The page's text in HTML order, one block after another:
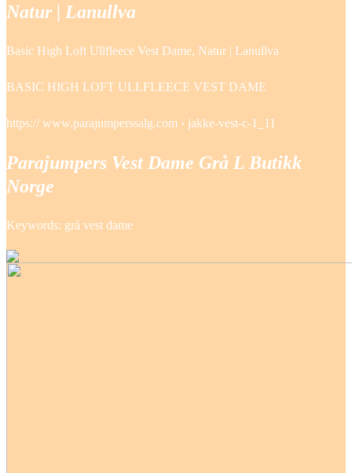
Natur | Lanullva
Basic High Loft Ullfleece Vest Dame, Natur | Lanullva
BASIC HIGH LOFT ULLFLEECE VEST DAME
https:// www.parajumperssalg.com › jakke-vest-c-1_11
Parajumpers Vest Dame Grå L Butikk
Norge
Keywords: grå vest dame